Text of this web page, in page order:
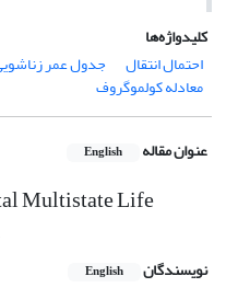
کلیدواژه‌ها
احتمال انتقال
جدول عمر
معادله کولموگروف
عنوان مقاله English
Multistate Life
نویسندگان English